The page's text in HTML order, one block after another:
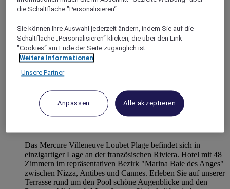
VILLENEUVE-LOUBET, Frankreich
Das Mercure Villeneuve Loubet Plage befindet sich in
einzigartiger Lage an der französischen Riviera. Hotel mit 48
Zimmern im repräsentativen Bezirk "Marina Baie des Anges"
zwischen Nizza, Antibes und Cannes. Erleben Sie auf unserer
Terrasse rund um den Pool schöne Augenblicke und den
die Schaltfläche "Personalisieren“.
Sie können Ihre Auswahl jederzeit ändern, indem Sie auf die
Schaltfläche „Personalisieren“ klicken, die über den Link
"Cookies“ am Ende der Seite zugänglich ist.
Weitere Informationen
Unsere Partner
Anpassen Alle akzeptieren